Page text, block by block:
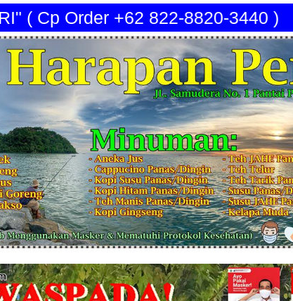
( Cp Order +62 822-8820-3440 )